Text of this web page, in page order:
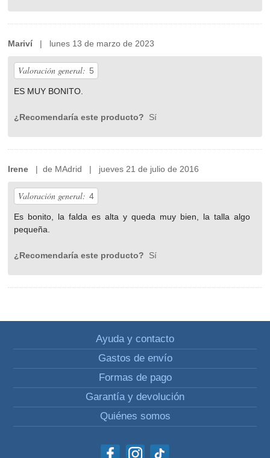
Mariví | lunes 13 de marzo de 2023
Valoración general: 5
ES MUY BONITO.
¿Recomendaría este producto? Sí
Irene | de MAdrid | jueves 21 de julio de 2016
Valoración general: 4
Es bonito, la falda es alta y queda muy bien, la talla algo
pequeña.
¿Recomendaría este producto? Sí
Ayuda y contacto
Gastos de envío
Formas de pago
Garantía y devolución
Quiénes somos